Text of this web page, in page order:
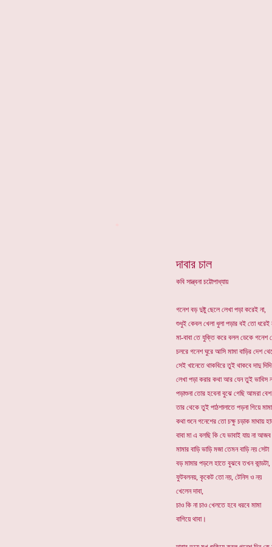
দাবার চাল
কবি সান্ত্বনা চট্টোপাধ্যায়
গনেশ বড় দুষ্টু ছেলে লেখা পড়া করেই না,
শুধুই কেবল খেলা ধুলা পড়ার বই তো ধরেই
মা-বাবা তে যুক্তি করে বলল ডেকে গনেশ
চলরে গনেশ ঘুরে আসি মামা বাড়ির দেশ
সেই খানেতে থাকবিরে তুই থাকবে দাদু
লেখা পড়া করার কথা আর যেন তুই ভাবিস
পড়াশুনা তোর হবেনা বুঝে গেছি আমরা বেশ
তার থেকে তুই পাঠশালাতে পড়না গিয়ে
কথা শুনে গনেশের তো চক্ষু চড়াক মাথায়
বাবা মা এ বলছি কি যে ভাবাই যায় না
মামার বাড়ি ভাড়ি মজা তেমন বাড়ি নয় সেটা
বড় মামার পড়লে হাতে বুঝবে তখন কান্ডটা,
ফুটবলনয়, কৃকেট তো নয়, টেনিস ও নয়
খেলেন দাবা,
চাও কি না চাও খেলতে হবে ধরবে মামা
বাগিয়ে থাবা।